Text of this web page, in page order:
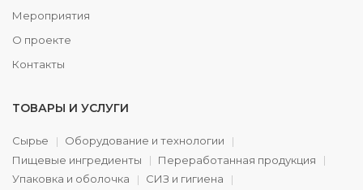
Мероприятия
О проекте
Контакты
ТОВАРЫ И УСЛУГИ
Сырье
Оборудование и технологии
Пищевые ингредиенты
Переработанная продукция
Упаковка и оболочка
СИЗ и гигиена